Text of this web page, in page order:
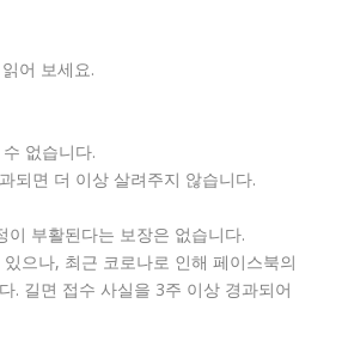
어 보세요.
없습니다.
되면 더 이상 살려주지 않습니다.
부활된다는 보장은 없습니다.
으나, 최근 코로나로 인해 페이스북의
. 길면 접수 사실을 3주 이상 경과되어